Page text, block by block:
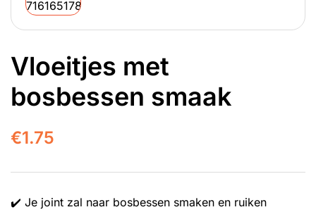
Vloeitjes met
bosbessen smaak
€1.75
✔️ Je joint zal naar bosbessen smaken en ruiken